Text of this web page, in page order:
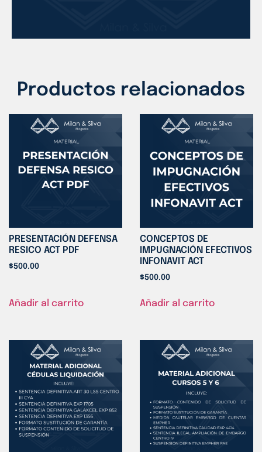
Productos relacionados
PRESENTACIÓN DEFENSA
RESICO ACT PDF
$500.00
Añadir al carrito
CONCEPTOS DE
IMPUGNACIÓN EFECTIVOS
INFONAVIT ACT
$500.00
Añadir al carrito